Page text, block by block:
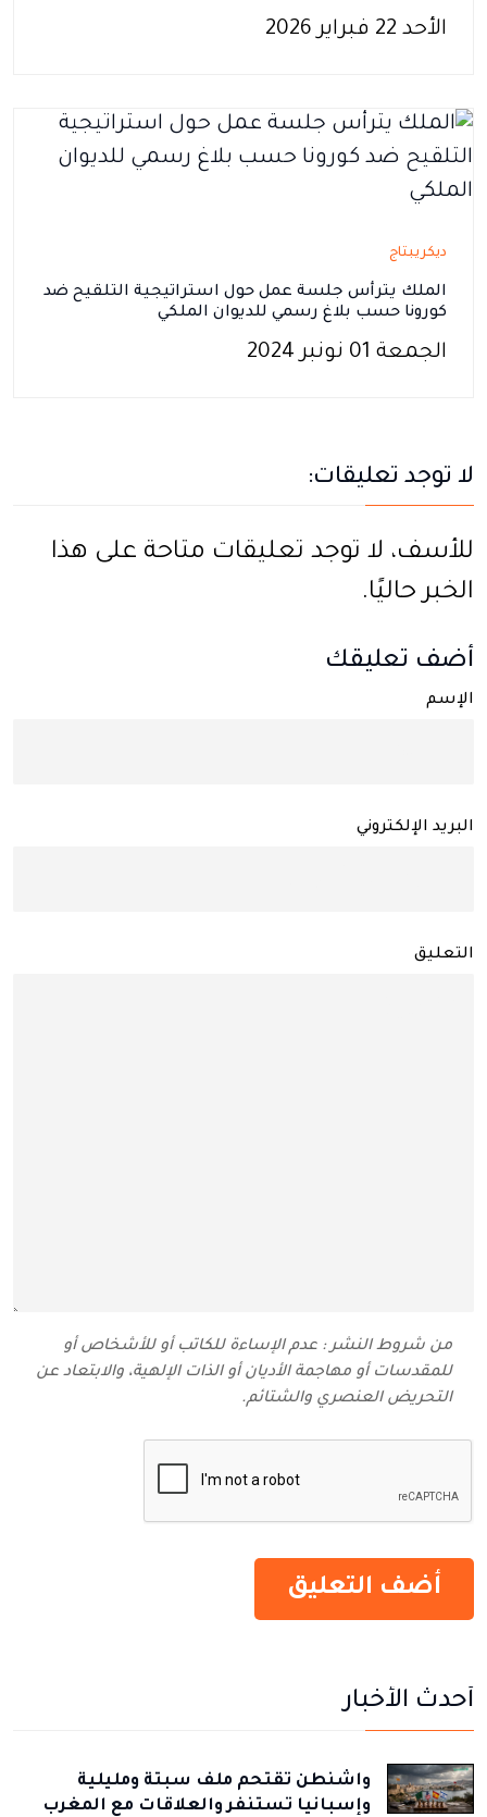
الأحد 22 فبراير 2026
ديكريبتاج
الملك يترأس جلسة عمل حول استراتيجية التلقيح ضد
كورونا حسب بلاغ رسمي للديوان الملكي
الجمعة 01 نونبر 2024
لا توجد تعليقات:
للأسف، لا توجد تعليقات متاحة على هذا
الخبر حاليًا.
أضف تعليقك
الإسم
البريد الإلكتروني
التعليق
من شروط النشر : عدم الإساءة للكاتب أو للأشخاص أو
للمقدسات أو مهاجمة الأديان أو الذات الإلهية، والابتعاد عن
التحريض العنصري والشتائم‬.
أحدث الأخبار
واشنطن تقتحم ملف سبتة ومليلية
وإسبانيا تستنفر والعلاقات مع المغرب